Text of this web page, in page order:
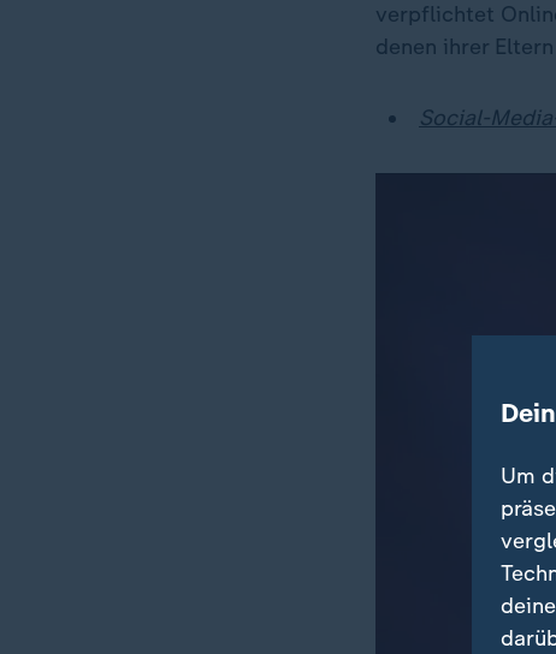
verpflichtet
denen ihrer
Social-
Um